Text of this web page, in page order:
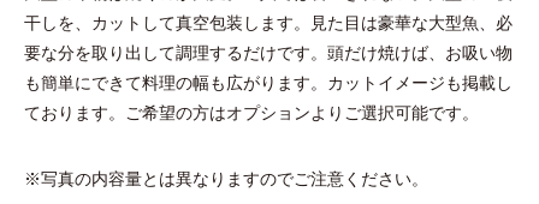
干しを、カットして真空包装します。見た目は豪華な大型魚、必
要な分を取り出して調理するだけです。頭だけ焼けば、お吸い物
も簡単にできて料理の幅も広がります。カットイメージも掲載し
ております。ご希望の方はオプションよりご選択可能です。
※写真の内容量とは異なりますのでご注意ください。